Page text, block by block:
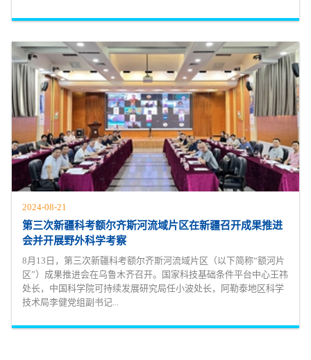
2024-08-21
第三次新疆科考额尔齐斯河流域片区在新疆召开成果推进
会并开展野外科学考察
8月13日，第三次新疆科考额尔齐斯河流域片区（以下简称“额河片
区”）成果推进会在乌鲁木齐召开。国家科技基础条件平台中心王祎
处长，中国科学院可持续发展研究局任小波处长，阿勒泰地区科学
技术局李健党组副书记...